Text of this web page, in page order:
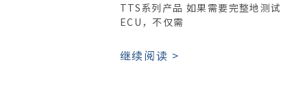
TTS系列产品 如果需要完整地测试
ECU，不仅需
继续阅读 >